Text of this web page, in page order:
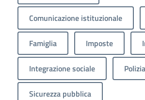
Comunicazione istituzionale
Famiglia Imposte
Integrazione sociale Polizia
Sicurezza pubblica